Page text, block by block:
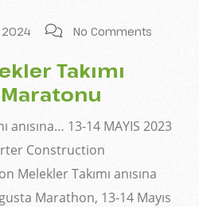
2024 No Comments
Takımı
Maratonu
anısına… 13-14 MAYIS 2023
Construction
Melekler Takımı anısına
Marathon, 13-14 Mayıs